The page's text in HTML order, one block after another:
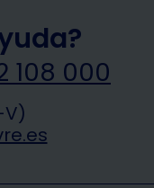
108 000
V)